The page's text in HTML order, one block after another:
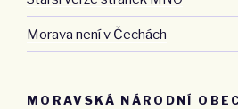
Morava není v Čechách
MORAVSKÁ NÁRODNÍ